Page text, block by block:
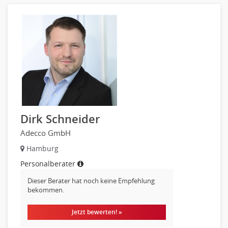
Banken, Finanzdienstleister und Versicherungen Finanzen
Firmenkundengeschäft
Investment-Banking
Kreditanalyse
Banken, Finanzdienstleister und Versicherungen Leitung,
Teamleitung
Mergers & Acquisitions
Privatkundengeschäft
Mathematik, Produkt, Statistik
Versicherung: Sachbearbeitung
Zahlungsverkehr
Ausbilder
Berufsschule
Erwachsenenbildung
Erzieher
Kindergarten, KiTa, Vorschule
Dirk Schneider
Adecco GmbH
Hamburg
Personalberater
Dieser Berater hat noch keine Empfehlung
bekommen.
Jetzt bewerten! »